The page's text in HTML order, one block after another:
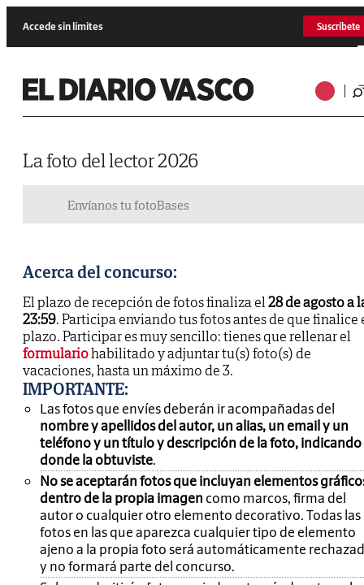
Accede sin límites Suscríbete
La foto del lector 2026
Envíanos tu fotoBases
Acerca del concurso:
El plazo de recepción de fotos finaliza el28 de agosto a
23:59. Participa enviando tus fotos antes de que finalice
plazo. Participar es muy sencillo: tienes que rellenar el
formulariohabilitado y adjuntar tu(s) foto(s) de
vacaciones, hasta un máximo de 3.
IMPORTANTE:
Las fotos que envíes deberán ir acompañadas del
nombre y apellidos del autor, un alias, un email y un
teléfono y un título y descripción de la foto, indicando
donde la obtuviste.
No se aceptarán fotos que incluyan elementos
dentro de la propia imagen como marcos, firma del
autor o cualquier otro elemento decorativo. Todas las
fotos en las que aparezca cualquier tipo de elemento
ajeno a la propia foto será automáticamente
y no formará parte del concurso.